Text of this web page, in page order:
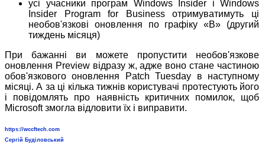
усі учасники програм Windows Insider і Windows
Insider Program for Business отримуватимуть ці
необов'язкові оновлення по графіку «B» (другий
тиждень місяця)
При бажанні ви можете пропустити необов'язкове
оновлення Preview відразу ж, адже воно стане частиною
обов'язкового оновлення Patch Tuesday в наступному
місяці. А за ці кілька тижнів користувачі протестують його
і повідомлять про наявність критичних помилок, щоб
Microsoft змогла відловити їх і виправити.
https://wccftech.com
Сергій Буділовський